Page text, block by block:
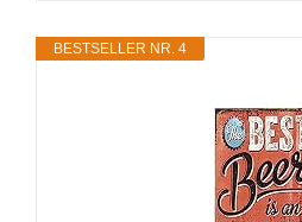
BESTSELLER NR. 4